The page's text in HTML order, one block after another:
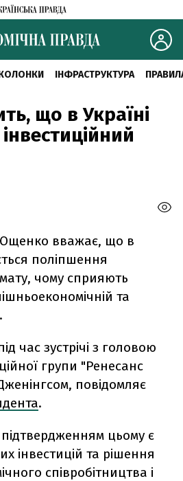
ІНФРАСТРУКТУРА
що в Україні
Ющенко вважає, що в
поліпшення
чому сприяють
та
час зустрічі з головою
групи "Ренесанс
повідомляє
.
цьому є
інвестицій та рішення
співробітництва і